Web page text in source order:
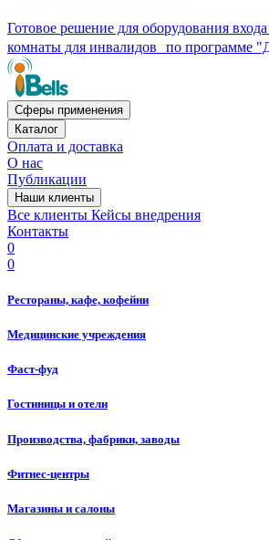
Готовое решение для оборудования
комнаты для инвалидов по программе
Сферы применения
Каталог
Оплата и доставка
О нас
Публикации
Наши клиенты
Все клиенты Кейсы внедрения
Контакты
0
0
Рестораны, кафе, кофейни
Медицинские учреждения
Фаст-фуд
Гостиницы и отели
Производства, фабрики, заводы
Фитнес-центры
Магазины и салоны